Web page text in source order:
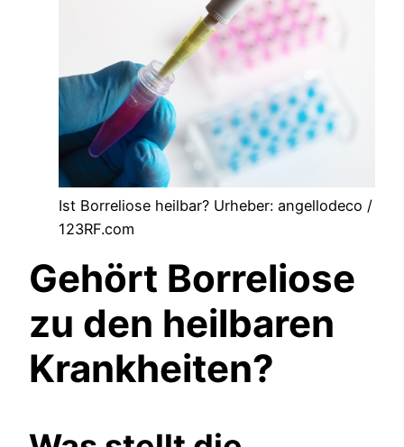
Ist Borreliose heilbar? Urheber: angellodeco /
123RF.com
Gehört Borreliose
zu den heilbaren
Krankheiten?